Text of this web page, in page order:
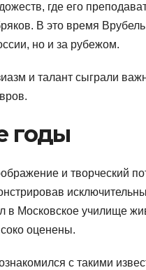
где его
В это время
но и за рубежом.
и талант сыграли
годы
и творческий
в Московское училище
оценены.
с такими